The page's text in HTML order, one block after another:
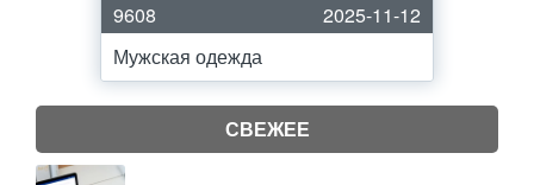
9608
2025-11-12
Мужская одежда
СВЕЖЕЕ